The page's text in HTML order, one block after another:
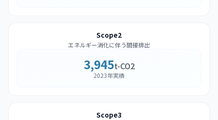
Scope2
エネルギー消化に伴う間接排出
3,945t-CO2
2023年実績
Scope3